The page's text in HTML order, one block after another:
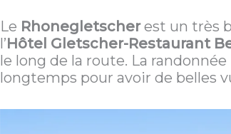
Le Rhonegletscherest un très
l’Hôtel Gletscher-Restaurant
le long de la route. La randonnée
longtemps pour avoir de belles